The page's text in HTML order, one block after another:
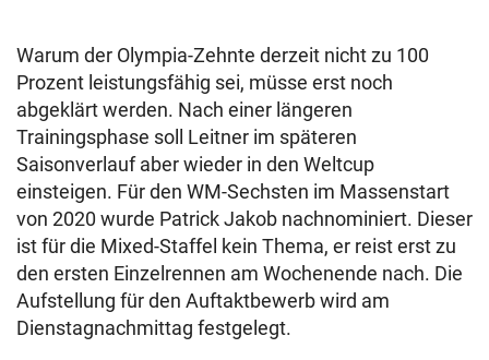
Warum der Olympia-Zehnte derzeit nicht zu 100
Prozent leistungsfähig sei, müsse erst noch
abgeklärt werden. Nach einer längeren
Trainingsphase soll Leitner im späteren
Saisonverlauf aber wieder in den Weltcup
einsteigen. Für den WM-Sechsten im Massenstart
von 2020 wurde Patrick Jakob nachnominiert. Dieser
ist für die Mixed-Staffel kein Thema, er reist erst zu
den ersten Einzelrennen am Wochenende nach. Die
Aufstellung für den Auftaktbewerb wird am
Dienstagnachmittag festgelegt.